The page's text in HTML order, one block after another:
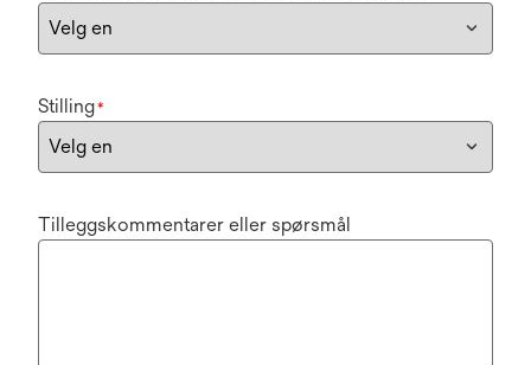
Stilling*
Tilleggskommentarer eller spørsmål